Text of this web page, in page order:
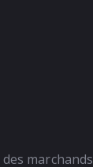
marchands